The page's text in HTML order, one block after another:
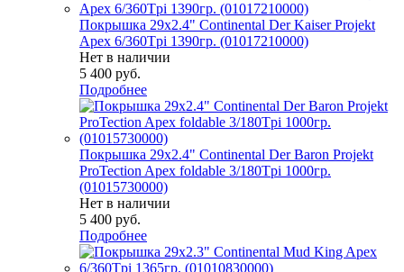
Покрышка 29x2.4" Continental Der Kaiser Projekt
Apex 6/360Tpi 1390гр. (01017210000)
Нет в наличии
5 400 руб.
Подробнее
Покрышка 29x2.4" Continental Der Baron Projekt
ProTection Apex foldable 3/180Tpi 1000гр.
(01015730000)
Нет в наличии
5 400 руб.
Подробнее